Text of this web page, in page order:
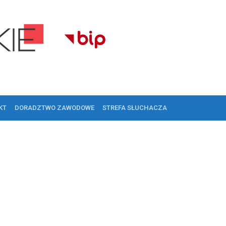
DORADZTWO ZAWODOWE STREFA SŁUCHACZA